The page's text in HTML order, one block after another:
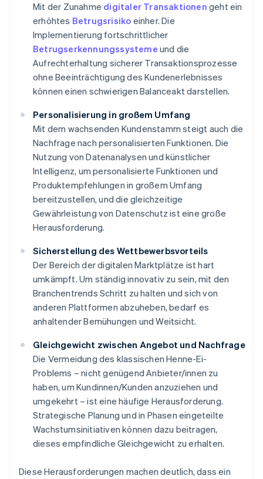
Mit der Zunahme digitaler Transaktionen geht ein
erhöhtes Betrugsrisiko einher. Die
Implementierung fortschrittlicher
Betrugserkennungssysteme und die
Aufrechterhaltung sicherer Transaktionsprozesse
ohne Beeinträchtigung des Kundenerlebnisses
können einen schwierigen Balanceakt darstellen.
Personalisierung in großem Umfang
Mit dem wachsenden Kundenstamm steigt auch die
Nachfrage nach personalisierten Funktionen. Die
Nutzung von Datenanalysen und künstlicher
Intelligenz, um personalisierte Funktionen und
Produktempfehlungen in großem Umfang
bereitzustellen, und die gleichzeitige
Gewährleistung von Datenschutz ist eine große
Herausforderung.
Sicherstellung des Wettbewerbsvorteils
Der Bereich der digitalen Marktplätze ist hart
umkämpft. Um ständig innovativ zu sein, mit den
Branchentrends Schritt zu halten und sich von
anderen Plattformen abzuheben, bedarf es
anhaltender Bemühungen und Weitsicht.
Gleichgewicht zwischen Angebot und Nachfrage
Die Vermeidung des klassischen Henne-Ei-
Problems – nicht genügend Anbieter/innen zu
haben, um Kundinnen/Kunden anzuziehen und
umgekehrt – ist eine häufige Herausforderung.
Strategische Planung und in Phasen eingeteilte
Wachstumsinitiativen können dazu beitragen,
dieses empfindliche Gleichgewicht zu erhalten.
Diese Herausforderungen machen deutlich, dass ein